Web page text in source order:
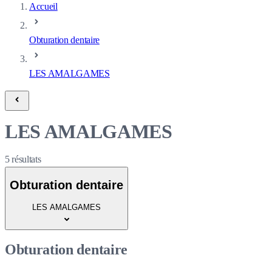
Accueil
Obturation dentaire
LES AMALGAMES
LES AMALGAMES
5résultats
Obturation dentaire
LES AMALGAMES
Obturation dentaire